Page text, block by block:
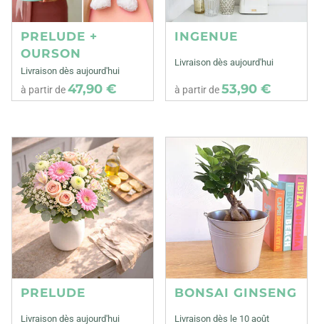
PRELUDE +
OURSON
Livraison dès aujourd'hui
à partir de47,90 €
INGENUE
Livraison dès aujourd'hui
à partir de53,90 €
PRELUDE
Livraison dès aujourd'hui
BONSAI GINSENG
Livraison dès le 10 août